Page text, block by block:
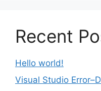
Recent
Hello world!
Visual Studio